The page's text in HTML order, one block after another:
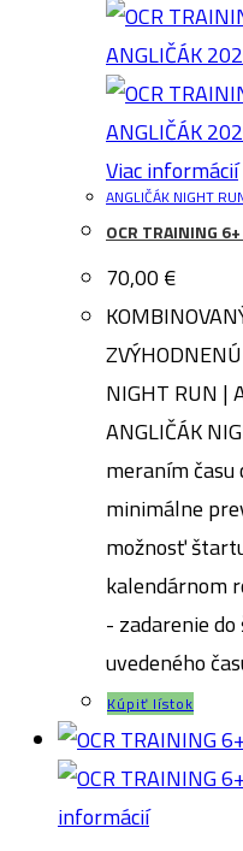
Viac informácií
ANGLIČÁK NIGHT
OCR TRAINING
70,00 €
NIGHT RUN |
ANGLIČÁK
meraním
minimálne
možnosť
kalendárnom
- zadarenie
uvedeného
Kúpiť lístok
informácií